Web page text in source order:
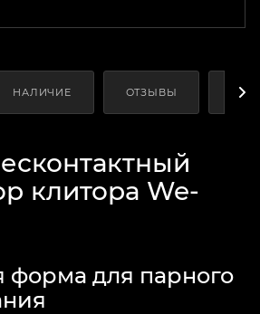
НАЛИЧИЕ ОТЗЫВЫ
клитора We-
форма для парного